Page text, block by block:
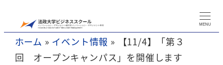
MENU
ホーム » イベント情報 » 【11/4】「第３
回 オープンキャンパス」を開催します